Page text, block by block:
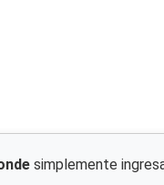
simplemente